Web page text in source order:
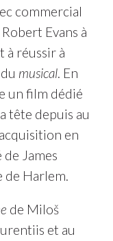
commercial
Evans à
à réussir à
musical. En
un film dédié
tête depuis au
en
James
de Harlem.
de Miloš
et au